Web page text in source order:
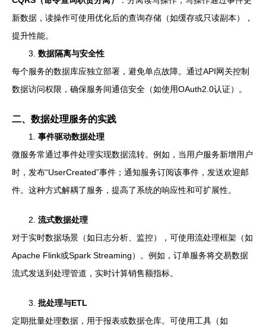
新数据，读操作可使用优化后的查询存储（如缓存或只读副本），
提升性能。
3. 数据隔离与安全性
每个服务的数据库应独立部署，避免单点故障。通过API网关控制
数据访问权限，确保服务间通信安全（如使用OAuth2.0认证）。
二、数据处理服务的实践
1. 事件驱动数据处理
微服务常通过事件处理实现数据流转。例如，当用户服务新增用户
时，发布“UserCreated”事件；通知服务订阅该事件，发送欢迎邮
件。这种方式解耦了服务，提高了系统的响应性和可扩展性。
2. 流式数据处理
对于实时数据场景（如日志分析、监控），可使用流处理框架（如
Apache Flink或Spark Streaming）。例如，订单服务将交易数据
流式发送到处理管道，实时计算销售额指标。
3. 批处理与ETL
定期批量处理数据，用于报表或数据仓库。可使用工具（如